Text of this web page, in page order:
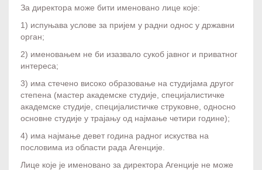
За директора може бити именовано лице које:
1) испуњава услове за пријем у радни однос у државни
орган;
2) именовањем не би изазвало сукоб јавног и приватног
интереса;
3) има стечено високо образовање на студијама другог
степена (мастер академске студије, специјалистичке
академске студије, специјалистичке струковне, односно
основне студије у трајању од најмање четири године);
4) има најмање девет година радног искуства на
пословима из области рада Агенције.
Лице које је именовано за директора Агенције не може